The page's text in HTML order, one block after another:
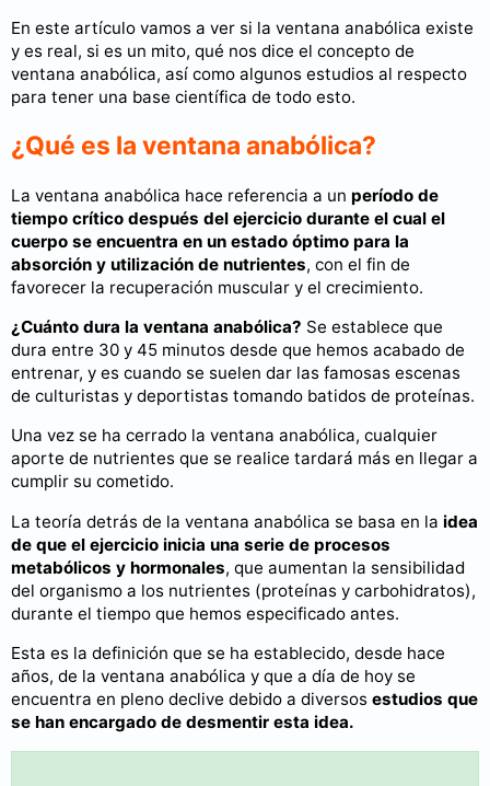
En este artículo vamos a ver si la ventana anabólica existe
y es real, si es un mito, qué nos dice el concepto de
ventana anabólica, así como algunos estudios al respecto
para tener una base científica de todo esto.
¿Qué es la ventana anabólica?
La ventana anabólica hace referencia a un período de
tiempo crítico después del ejercicio durante el cual el
cuerpo se encuentra en un estado óptimo para la
absorción y utilización de nutrientes, con el fin de
favorecer la recuperación muscular y el crecimiento.
¿Cuánto dura la ventana anabólica? Se establece que
dura entre 30 y 45 minutos desde que hemos acabado de
entrenar, y es cuando se suelen dar las famosas escenas
de culturistas y deportistas tomando batidos de proteínas.
Una vez se ha cerrado la ventana anabólica, cualquier
aporte de nutrientes que se realice tardará más en llegar a
cumplir su cometido.
La teoría detrás de la ventana anabólica se basa en la idea
de que el ejercicio inicia una serie de procesos
metabólicos y hormonales, que aumentan la sensibilidad
del organismo a los nutrientes (proteínas y carbohidratos),
durante el tiempo que hemos especificado antes.
Esta es la definición que se ha establecido, desde hace
años, de la ventana anabólica y que a día de hoy se
encuentra en pleno declive debido a diversos estudios que
se han encargado de desmentir esta idea.